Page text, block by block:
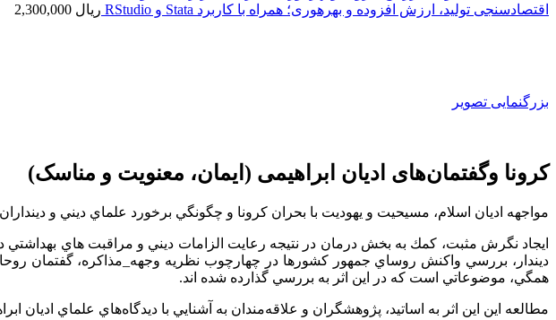
اقتصادسنجی تولید، ارزش افزوده و بهره‏وری؛ همراه با کاربرد Stata و RStudio ریال
بزرگنمایی تصویر
کرونا و‌گفتمان‌های ادیان ابراهیمی (ایمان، معنویت و مناسک)
مواجهه اديان اسلام، مسيحيت و يهوديت با بحران كرونا و چگونگي برخورد علماي ديني و دينداران با آن كانون
ايجاد نگرش مثبت، كمك به بخش درمان در نتيجه رعايت الزامات ديني و مراقبت ‌هاي بهداشتي
ديندار، بررسي واكنش روساي جمهور كشورها در چهارچوب نظريه وجهه_مذاكره، گفتمان
همگي، موضوعاتي است كه در اين اثر به بررسي گذارده شده اند.
مطالعه اين اين اثر به اساتيد، پژوهشگران و علاقه‌مندان به آشنايي با ديدگاه‌هاي علماي اديان